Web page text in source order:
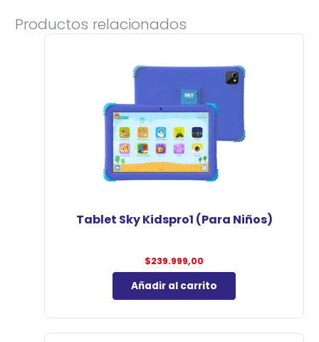
Productos relacionados
Tablet Sky Kidspro1 (Para Niños)
$239.999,00
Añadir al carrito